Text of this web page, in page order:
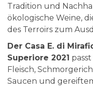
Tradition und
ökologische Weine,
des Terroirs zum
Der Casa E. di
Superiore 2021
Fleisch,
Saucen und